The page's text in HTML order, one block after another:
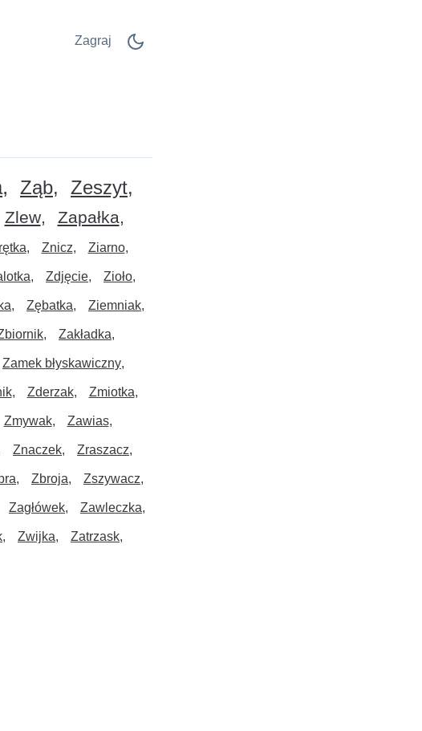
Zagraj
Ząb
Zeszyt
Zlew
Zapałka
Znicz Ziarno
Zdjęcie Zioło
Zębatka Ziemniak
Zakładka
Zamek błyskawiczny
Zderzak Zmiotka
Zmywak Zawias
Znaczek Zraszacz
Zbroja Zszywacz
Zagłówek Zawleczka
Zwijka Zatrzask